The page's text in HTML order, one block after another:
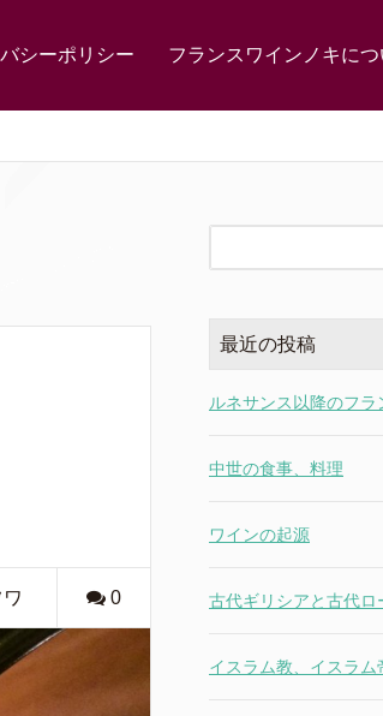
シーポリシー フランスワインノキにつ
0
最近の投稿
ルネサンス以降のフラ
中世の食事、料理
ワインの起源
古代ギリシアと古代ロ
イスラム教、イスラム